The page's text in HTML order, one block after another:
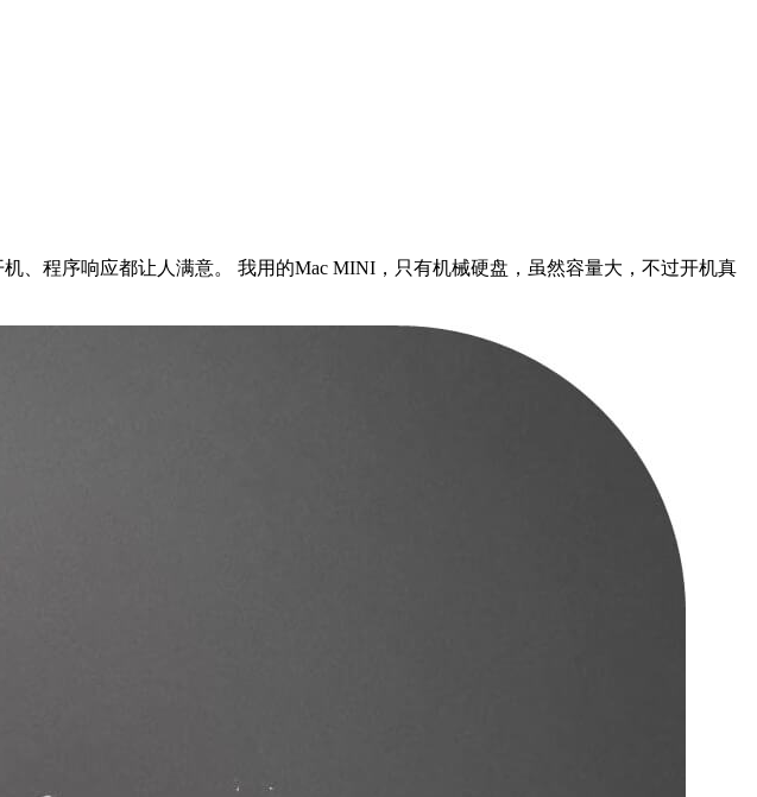
、程序响应都让人满意。 我用的Mac MINI，只有机械硬盘，虽然容量大，不过开机真